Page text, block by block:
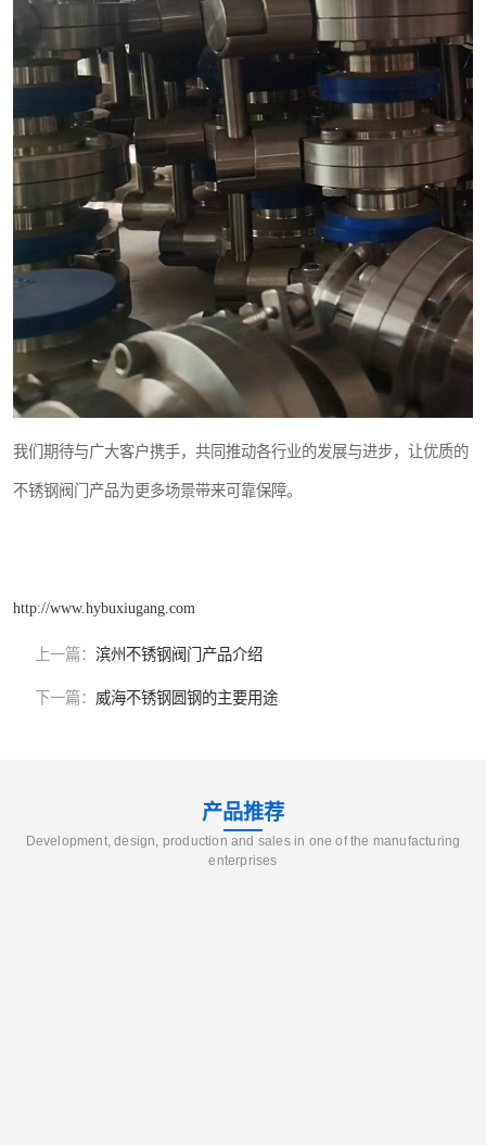
我们期待与广大客户携手，共同推动各行业的发展与进步，让优质的
不锈钢阀门产品为更多场景带来可靠保障。
http://www.hybuxiugang.com
上一篇： 滨州不锈钢阀门产品介绍
下一篇： 威海不锈钢圆钢的主要用途
产品推荐
Development, design, production and sales in one of the manufacturing
enterprises